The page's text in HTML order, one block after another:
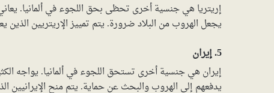
إريتريا هي جنسية أخرى تحظى بحق اللجوء في ألمانيا.
يجعل الهروب من البلاد ضرورة. يتم تمييز الإريتريين الذين
5. إيران
إيران هي جنسية أخرى تستحق اللجوء في ألمانيا. يواجه
يدفعهم إلى الهروب والبحث عن حماية. يتم منح الإيرانيين